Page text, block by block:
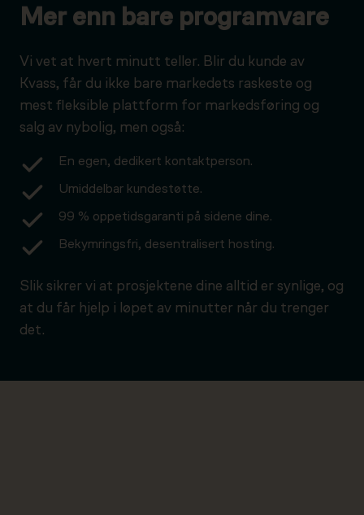
Mer enn bare programvare
Vi vet at hvert minutt teller. Blir du kunde av
Kvass, får du ikke bare markedets raskeste og
mest fleksible plattform for markedsføring og
salg av nybolig, men også:
En egen, dedikert kontaktperson.
Umiddelbar kundestøtte.
99 % oppetidsgaranti på sidene dine.
Bekymringsfri, desentralisert hosting.
Slik sikrer vi at prosjektene dine alltid er synlige, og
at du får hjelp i løpet av minutter når du trenger
det.